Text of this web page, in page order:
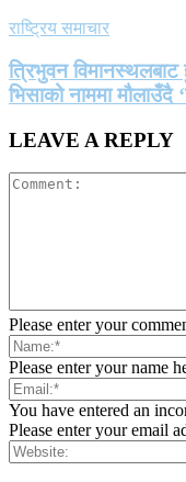
राष्ट्रिय समाचार
त्रिभुवन
भिसाको नाममा मौलाउँदै
LEAVE A REPLY
Please enter your
Please enter your name
You have entered an
Please enter your email